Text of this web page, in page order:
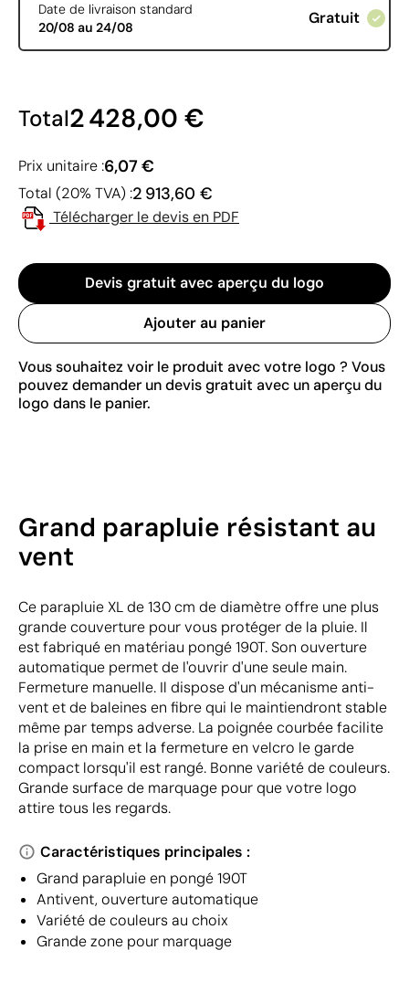
Date de livraison standard
20/08 au 24/08
Gratuit
Total2 428,00 €
Prix unitaire :6,07 €
Total (20% TVA) :2 913,60 €
Télécharger le devis en PDF
Devis gratuit avec aperçu du logo
Ajouter au panier
Vous souhaitez voir le produit avec votre logo ? Vous
pouvez demander un devis gratuit avec un aperçu du
logo dans le panier.
Grand parapluie résistant au
vent
Ce parapluie XL de 130 cm de diamètre offre une plus
grande couverture pour vous protéger de la pluie. Il
est fabriqué en matériau pongé 190T. Son ouverture
automatique permet de l'ouvrir d'une seule main.
Fermeture manuelle. Il dispose d'un mécanisme anti-
vent et de baleines en fibre qui le maintiendront stable
même par temps adverse. La poignée courbée facilite
la prise en main et la fermeture en velcro le garde
compact lorsqu'il est rangé. Bonne variété de couleurs.
Grande surface de marquage pour que votre logo
attire tous les regards.
Caractéristiques principales :
Grand parapluie en pongé 190T
Antivent, ouverture automatique
Variété de couleurs au choix
Grande zone pour marquage